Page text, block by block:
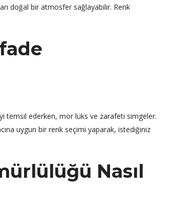
doğal bir atmosfer sağlayabilir. Renk
temsil ederken, mor lüks ve zarafeti simgeler.
uygun bir renk seçimi yaparak, istediğiniz
Nasıl